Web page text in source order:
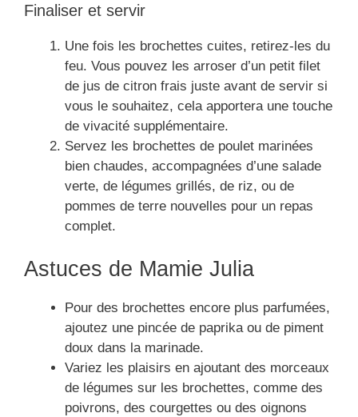
Finaliser et servir
Une fois les brochettes cuites, retirez-les du
feu. Vous pouvez les arroser d’un petit filet
de jus de citron frais juste avant de servir si
vous le souhaitez, cela apportera une touche
de vivacité supplémentaire.
Servez les brochettes de poulet marinées
bien chaudes, accompagnées d’une salade
verte, de légumes grillés, de riz, ou de
pommes de terre nouvelles pour un repas
complet.
Astuces de Mamie Julia
Pour des brochettes encore plus parfumées,
ajoutez une pincée de paprika ou de piment
doux dans la marinade.
Variez les plaisirs en ajoutant des morceaux
de légumes sur les brochettes, comme des
poivrons, des courgettes ou des oignons